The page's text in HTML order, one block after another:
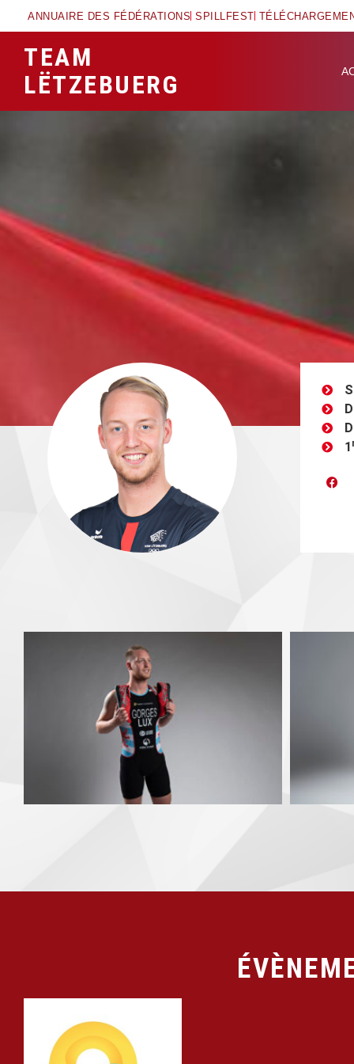
ANNUAIRE DES FÉDÉRATIONS SPILLFEST
TEAM
LËTZEBUERG
1